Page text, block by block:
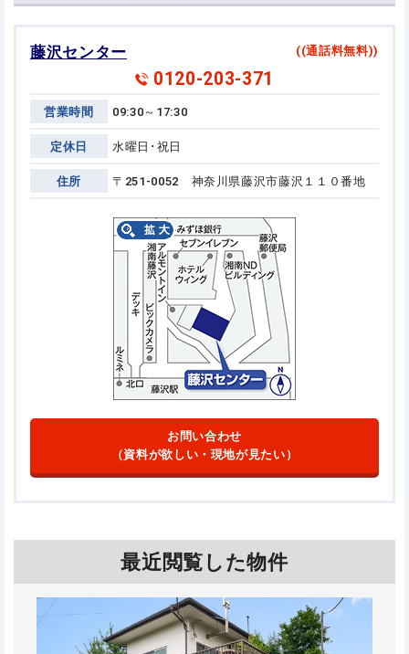
藤沢センター ((通話料無料))
0120-203-371
営業時間 09:30～17:30
定休日 水曜日･祝日
住所 〒251-0052 神奈川県藤沢市藤沢１１０番地
お問い合わせ
（資料が欲しい・現地が見たい）
最近閲覧した物件